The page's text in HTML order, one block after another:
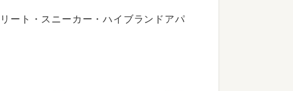
ート・スニーカー・ハイブランドアパ